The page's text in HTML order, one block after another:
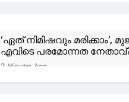
‘ഏത് നിമിഷവും
എവിടെ പരമോന്നത
2 Minutes Ago